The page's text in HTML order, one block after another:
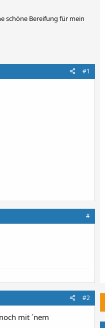
schöne Bereifung für mein
#1
#
#2
mit ´nem